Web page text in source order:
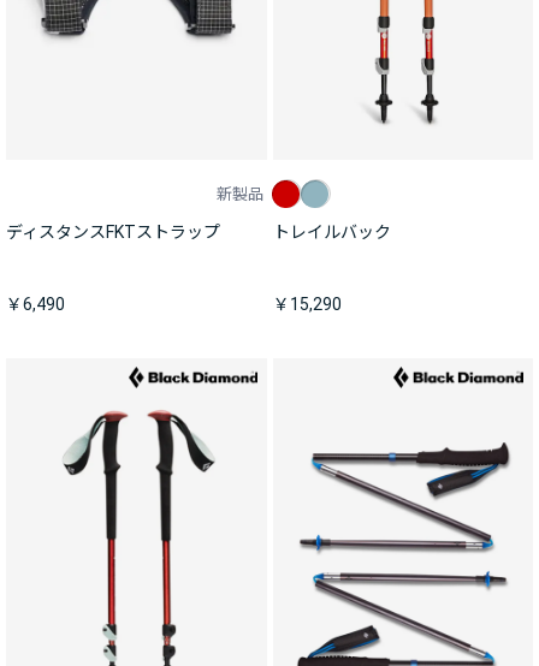
新製品
ディスタンスFKTストラップ
￥6,490
トレイルバック
￥15,290